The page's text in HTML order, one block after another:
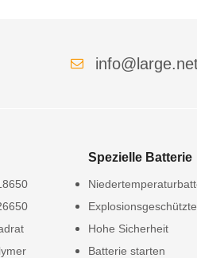
Spezielle Batterie
Hohe Sicherheit
Batterie starten